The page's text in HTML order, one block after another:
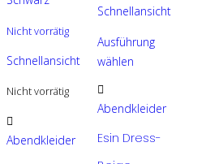
Nicht vorrätig
Schnellansicht
Nicht vorrätig
Dieses
Produkt
Abendkleider
Schnellansicht
Ausführung
wählen
mehrere
Varianten
Abendkleider
Esin Dress-